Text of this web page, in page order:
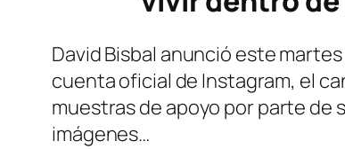
David Bisbal anunció este
cuenta oficial de Instagram, el
muestras de apoyo por parte de
imágenes…